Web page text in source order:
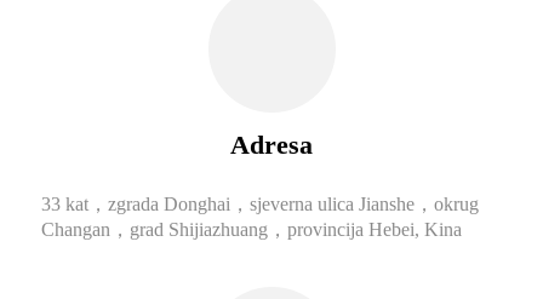
Adresa
33 kat，zgrada Donghai，sjeverna ulica Jianshe，okrug
Changan，grad Shijiazhuang，provincija Hebei, Kina